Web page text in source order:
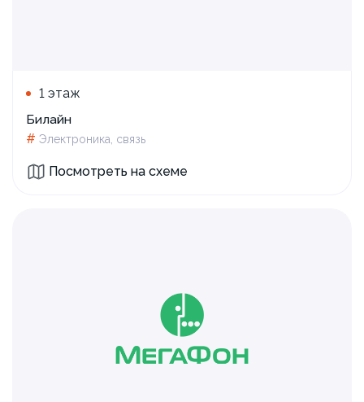
1 этаж
Билайн
# Электроника, связь
Посмотреть на схеме